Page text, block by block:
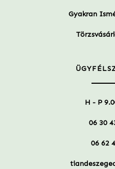
Gyakran
H - P
06 30
06 62